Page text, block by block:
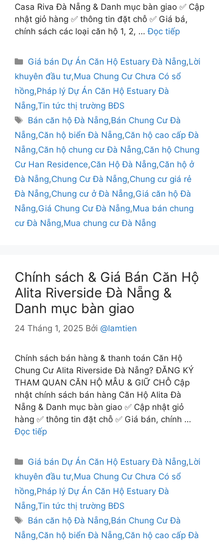
Casa Riva Đà Nẵng & Danh mục bàn giao ✅ Cập
nhật giỏ hàng ✅ thông tin đặt chỗ ✅ Giá bá,
chính sách các loại căn hộ 1, 2, …Đọc tiếp
Danh
mục
Giá bán Dự Án Căn Hộ Estuary Đà Nẵng,Lời
khuyên đầu tư,Mua Chung Cư Chưa Có sổ
hồng,Pháp lý Dự Án Căn Hộ Estuary Đà
Nẵng,Tin tức thị trường BĐS
Thẻ
Bán căn hộ Đà Nẵng,Bán Chung Cư Đà
Nẵng,Căn hộ biển Đà Nẵng,Căn hộ cao cấp Đà
Nẵng,Căn hộ chung cư Đà Nẵng,Căn hộ Chung
Cư Han Residence,Căn Hộ Đà Nẵng,Căn hộ ở
Đà Nẵng,Chung Cư Đà Nẵng,Chung cư giá rẻ
Đà Nẵng,Chung cư ở Đà Nẵng,Giá căn hộ Đà
Nẵng,Giá Chung Cư Đà Nẵng,Mua bán chung
cư Đà Nẵng,Mua chung cư Đà Nẵng
Chính sách & Giá Bán Căn Hộ
Alita Riverside Đà Nẵng &
Danh mục bàn giao
24 Tháng 1, 2025 Bởi @lamtien
Chính sách bán hàng & thanh toán Căn Hộ
Chung Cư Alita Riverside Đà Nẵng? ĐĂNG KÝ
THAM QUAN CĂN HỘ MẪU & GIỮ CHỖ Cập
nhật chính sách bán hàng Căn Hộ Alita Đà
Nẵng & Danh mục bàn giao ✅ Cập nhật giỏ
hàng ✅ thông tin đặt chỗ ✅ Giá bán, chính …
Đọc tiếp
Danh
mục
Giá bán Dự Án Căn Hộ Estuary Đà Nẵng,Lời
khuyên đầu tư,Mua Chung Cư Chưa Có sổ
hồng,Pháp lý Dự Án Căn Hộ Estuary Đà
Nẵng,Tin tức thị trường BĐS
Thẻ
Bán căn hộ Đà Nẵng,Bán Chung Cư Đà
Nẵng,Căn hộ biển Đà Nẵng,Căn hộ cao cấp Đà